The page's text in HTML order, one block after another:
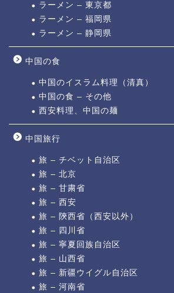
ラーメン – 東京都
ラーメン – 福岡県
ラーメン – 静岡県
中国の食
中国のイスラム料理（清真）
中国の食 – その他
西安料理、中国の麺
中国旅行
旅 – チベット自治区
旅 – 北京
旅 – 甘粛省
旅 – 西安
旅 – 陝西省（西安以外）
旅 – 四川省
旅 – 寧夏回族自治区
旅 – 山西省
旅 – 新疆ウイグル自治区
旅 – 河南省